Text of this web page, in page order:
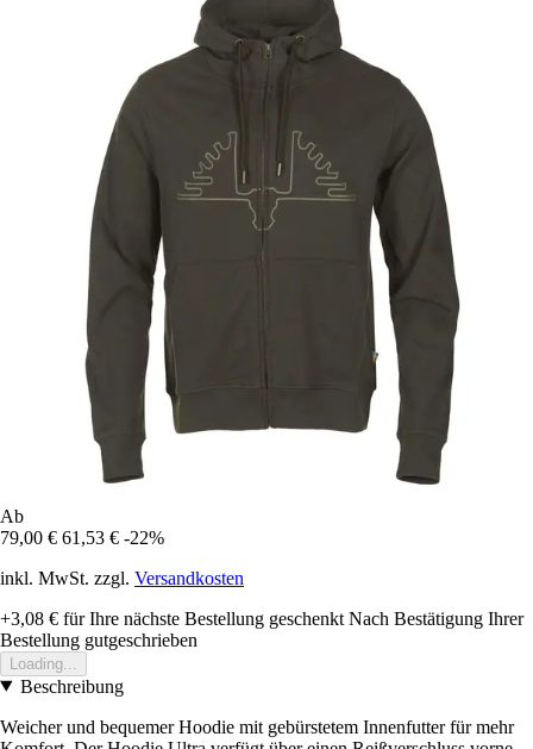
Ab
79,00 € 61,53 € -22%
inkl. MwSt. zzgl. Versandkosten
+3,08 € für Ihre nächste Bestellung geschenkt Nach Bestätigung Ihrer
Bestellung gutgeschrieben
Loading...
Beschreibung
Weicher und bequemer Hoodie mit gebürstetem Innenfutter für mehr